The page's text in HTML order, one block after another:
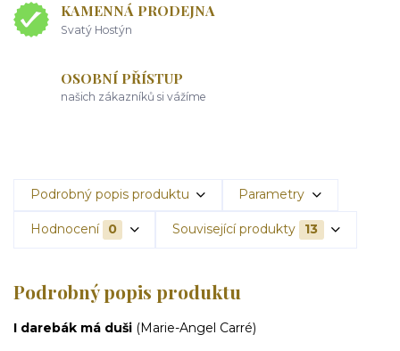
KAMENNÁ PRODEJNA
Svatý Hostýn
OSOBNÍ PŘÍSTUP
našich zákazníků si vážíme
Podrobný popis produktu Parametry
Hodnocení 0 Související produkty 13
Podrobný popis produktu
I darebák má duši (Marie-Angel Carré)